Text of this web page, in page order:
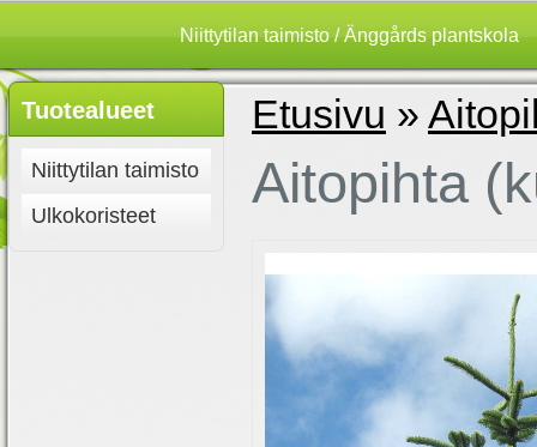
Niittytilan taimisto / Änggårds plantskola
Tuotealueet
Niittytilan taimisto
Ulkokoristeet
Etusivu »
Aitopihta